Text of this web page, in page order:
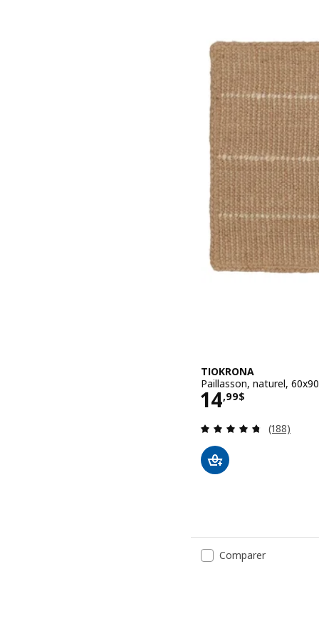
TIOKRONA
Paillasson, naturel,
14,99$
Prix 14,99$
Examen:
(188)
Comparer